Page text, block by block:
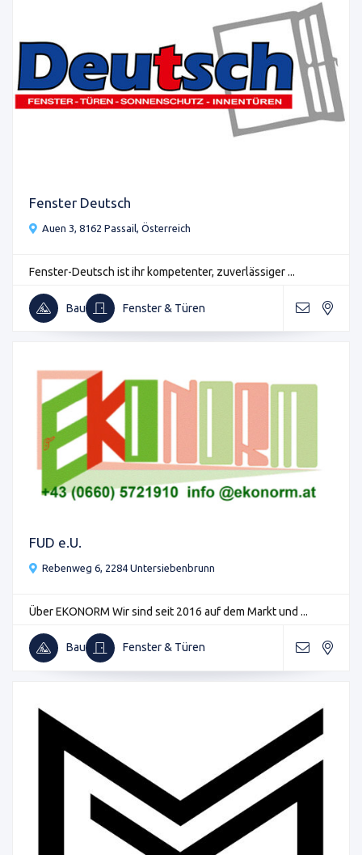
Fenster Deutsch
Auen 3, 8162 Passail, Österreich
Fenster-Deutsch ist ihr kompetenter, zuverlässiger ...
Bau Fenster & Türen
FUD e.U.
Rebenweg 6, 2284 Untersiebenbrunn
Über EKONORM Wir sind seit 2016 auf dem Markt und ...
Bau Fenster & Türen